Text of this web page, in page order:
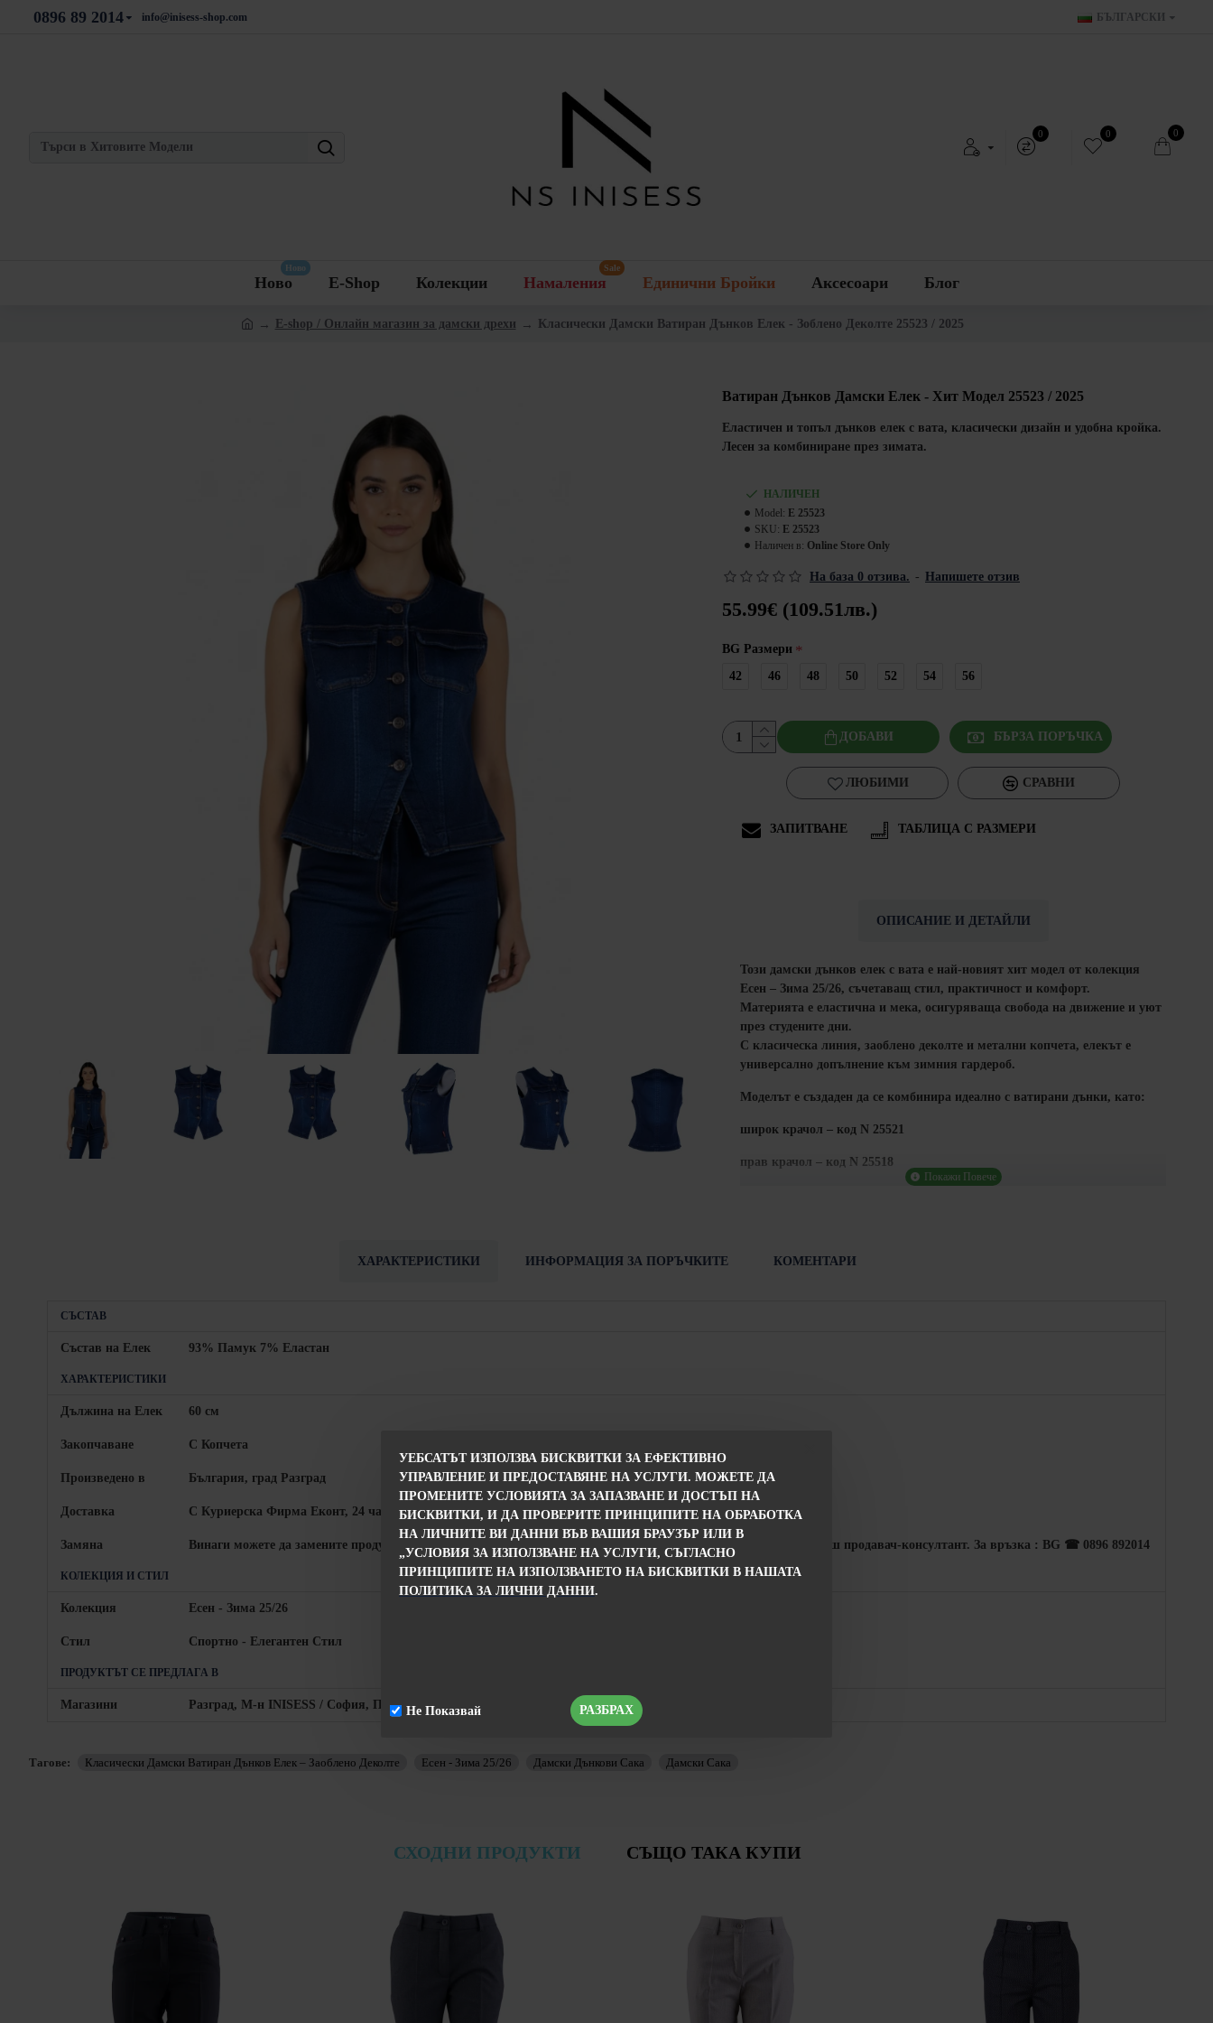
УЕБСАТЪТ ИЗПОЛЗВА БИСКВИТКИ ЗА ЕФЕКТИВНО
УПРАВЛЕНИЕ И ПРЕДОСТАВЯНЕ НА УСЛУГИ. МОЖЕТЕ ДА
ПРОМЕНИТЕ УСЛОВИЯТА ЗА ЗАПАЗВАНЕ И ДОСТЪП НА
БИСКВИТКИ, И ДА ПРОВЕРИТЕ ПРИНЦИПИТЕ НА ОБРАБОТКА
НА ЛИЧНИТЕ ВИ ДАННИ ВЪВ ВАШИЯ БРАУЗЪР ИЛИ В
„УСЛОВИЯ ЗА ИЗПОЛЗВАНЕ НА УСЛУГИ, СЪГЛАСНО
ПРИНЦИПИТЕ НА ИЗПОЛЗВАНЕТО НА БИСКВИТКИ В НАШАТА
ПОЛИТИКА ЗА ЛИЧНИ ДАННИ.
РАЗБРАХ
Не Показвай
0896 89 2014 info@inisess-shop.com БЪЛГАРСКИ
0 0 0
Ново
Ново
E-Shop Колекции Намаления
Sale
Единични Бройки Аксесоари Блог
E-shop / Онлайн магазин за дамски дрехи Класически Дамски Ватиран Дънков Елек - Зоблено Деколте 25523 / 2025
Ватиран Дънков Дамски Елек - Хит Модел 25523 / 2025
Еластичен и топъл дънков елек с вата, класически дизайн и удобна кройка.
Лесен за комбиниране през зимата.
НАЛИЧЕН
Model: E 25523
SKU: E 25523
Наличен в: Online Store Only
На база 0 отзива. - Напишете отзив
55.99€ (109.51лв.)
BG Размери
42
46 48 50 52 54 56
ДОБАВИ БЪРЗА ПОРЪЧКА
ЛЮБИМИ СРАВНИ
ЗАПИТВАНЕ ТАБЛИЦА С РАЗМЕРИ
ОПИСАНИЕ И ДЕТАЙЛИ
Този дамски дънков елек с вата е най-новият хит модел от колекция
Есен – Зима 25/26, съчетаващ стил, практичност и комфорт.
Материята е еластична и мека, осигуряваща свобода на движение и уют
през студените дни.
С класическа линия, заоблено деколте и метални копчета, елекът е
универсално допълнение към зимния гардероб.
Моделът е създаден да се комбинира идеално с ватирани дънки, като:
широк крачол – код N 25521
прав крачол – код N 25518
ХАРАКТЕРИСТИКИ ИНФОРМАЦИЯ ЗА ПОРЪЧКИТЕ КОМЕНТАРИ
СЪСТАВ
Състав на Елек 93% Памук 7% Еластан
ХАРАКТЕРИСТИКИ
Дължина на Елек 60 см
Закопчаване С Копчета
Произведено в България, град Разград
Доставка С Куриерска Фирма Еконт, 24 часа от потвърждението на поръчката
Замяна Винаги можете да замените продукта с друг размер или модел по Ваш избор след провеждане на разговор с наш продавач-консултант. За връзка : BG ☎ 0896 892014
КОЛЕКЦИЯ И СТИЛ
Колекция Есен - Зима 25/26
Стил Спортно - Елегантен Стил
ПРОДУКТЪТ СЕ ПРЕДЛАГА В
Магазини Разград, М-н INISESS / София, Пиротска 12 Б
Тагове: Класически Дамски Ватиран Дънков Елек – Заоблено Деколте Есен - Зима 25/26 Дамски Дънкови Сака Дамски Сака
СХОДНИ ПРОДУКТИ СЪЩО ТАКА КУПИ